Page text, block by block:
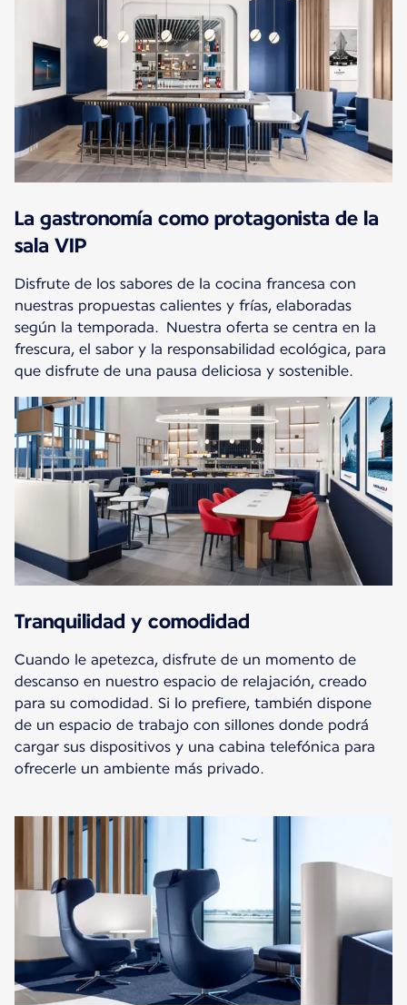
La gastronomía como protagonista de la
sala VIP
Disfrute de los sabores de la cocina francesa con
nuestras propuestas calientes y frías, elaboradas
según la temporada. Nuestra oferta se centra en la
frescura, el sabor y la responsabilidad ecológica, para
que disfrute de una pausa deliciosa y sostenible.
Tranquilidad y comodidad
Cuando le apetezca, disfrute de un momento de
descanso en nuestro espacio de relajación, creado
para su comodidad. Si lo prefiere, también dispone
de un espacio de trabajo con sillones donde podrá
cargar sus dispositivos y una cabina telefónica para
ofrecerle un ambiente más privado.